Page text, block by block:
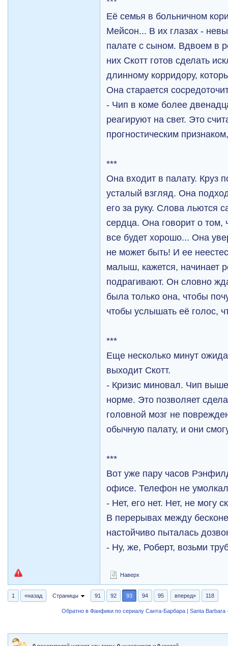
Её семья в больничном
Мейсон... В их глазах -
палате с сыном. Вдвоем в
них Скотт готов сделать
длинному корридору,
Она старается
- Чип в коме более
реагируют на свет. Это
прогностическим
***
Она входит в палату. Круз
усталый взгляд. Она
его за руку. Слова льются
сердца. Она говорит о том,
все будет хорошо... Она
не может быть! И ее
малыш, кажется, начинает
подрагивают. Он словно
была только она, чтобы
чтобы услышать её голос,
***
Еще несколько минут
выходит Скотт.
- Кризис миновал. Чип
норме. Это позволяет
головной мозг не
обычную палату, и они
***
Вот уже пару часов
офисе. Телефон не
- Нет, его нет. Нет, не могу
В перерывах между
настойчиво пыталась
- Ну, же, Роберт, возьми
Наверх
1 «назад Страницы 91 92 93 94 95 вперед» 118
Обратно в Фанфики по сериалу Санта-Барбара | Santa Barbara